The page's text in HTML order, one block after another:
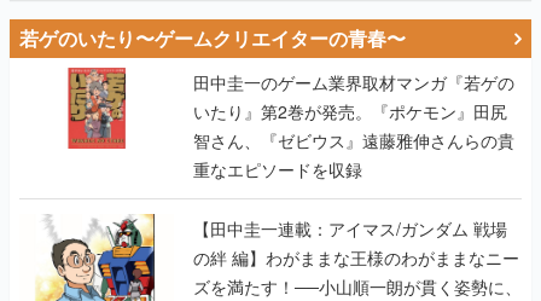
若ゲのいたり〜ゲームクリエイターの青春〜
田中圭一のゲーム業界取材マンガ『若ゲの
いたり』第2巻が発売。『ポケモン』田尻
智さん、『ゼビウス』遠藤雅伸さんらの貴
重なエピソードを収録
【田中圭一連載：アイマス/ガンダム 戦場
の絆 編】わがままな王様のわがままなニー
ズを満たす！──小山順一朗が貫く姿勢に、